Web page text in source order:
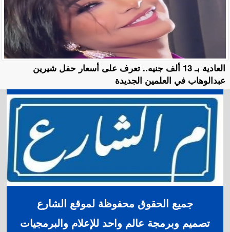
العادية بـ 13 ألف جنيه.. تعرف على أسعار حفل شيرين
عبدالوهاب في العلمين الجديدة
جميع الحقوق محفوظة لموقع الشارع
تصميم وبرمجة عالم واحد للإعلام والبرمجيات